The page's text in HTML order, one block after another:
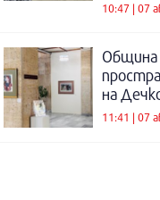
10:47 | 07
Община
на
11:41 | 07